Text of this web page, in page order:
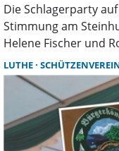
Die Schlagerparty
Stimmung am
Helene Fischer und
DJ-Programm und
Sonnenuntergang
gelungenen
LUTHE